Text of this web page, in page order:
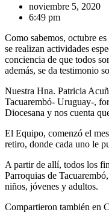
noviembre 5, 2020
6:49 pm
Como sabemos, octubre
se realizan actividades
conciencia de que todos
además, se da testimonio
Nuestra Hna. Patricia
Tacuarembó- Uruguay-,
Diocesana y nos cuenta
El Equipo, comenzó el
retiro, donde cada uno le
A partir de allí, todos los
Parroquias de
niños, jóvenes y adultos.
Compartieron también en